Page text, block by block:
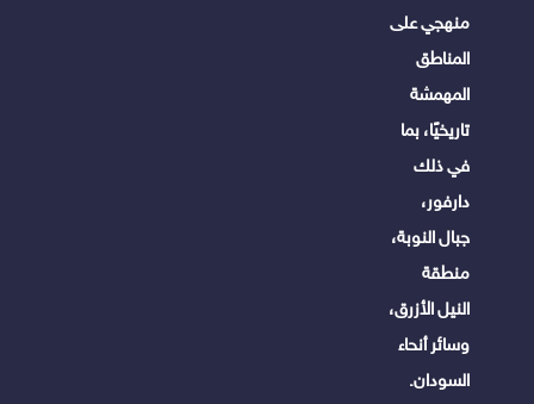
منهجي على
المناطق
المهمشة
تاريخيًا، بما
في ذلك
دارفور،
جبال النوبة،
منطقة
النيل الأزرق،
وسائر أنحاء
السودان.